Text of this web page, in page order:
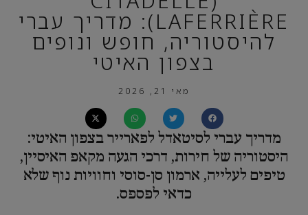
LAFERRIÈRE): מדריך עברי
להיסטוריה, חופש ונופים
בצפון האיטי
מאי 21, 2026
מדריך עברי לסיטאדל לפארייר בצפון האיטי:
היסטוריה של חירות, דרכי הגעה מקאפ האיסיין,
טיפים לעלייה, ארמון סן-סוסי וחוויות נוף שלא
כדאי לפספס.